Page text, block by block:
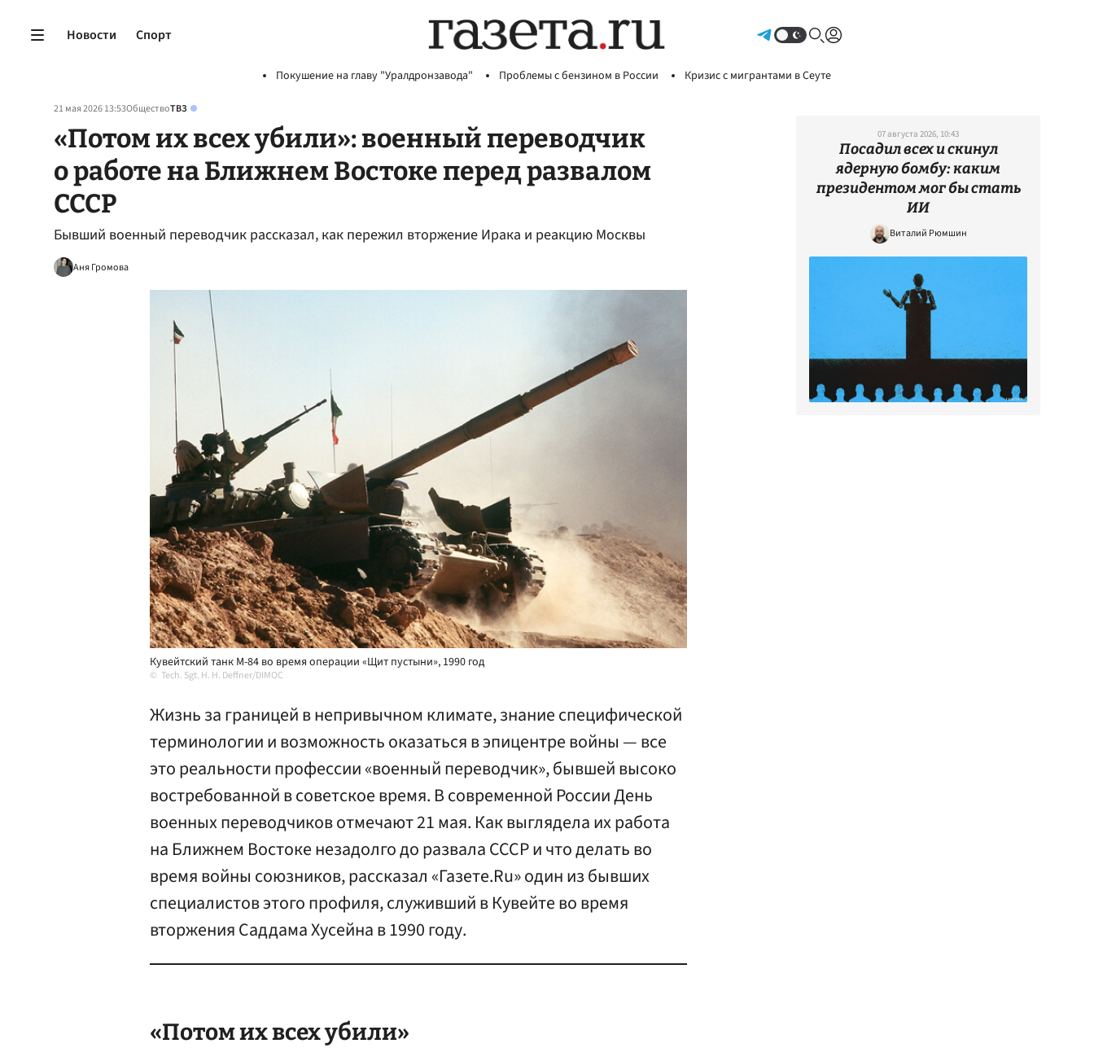
Новости Спорт
Покушение на главу "Уралдронзавода" Проблемы с бензином в России Кризис с мигрантами в Сеуте
21 мая 2026 13:53ОбществоТВЗ
«Потом их всех убили»: военный переводчик
о работе на Ближнем Востоке перед развалом
СССР
Бывший военный переводчик рассказал, как пережил вторжение Ирака и реакцию Москвы
Аня Громова
Кувейтский танк М-84 во время операции «Щит пустыни», 1990 год
Tech. Sgt. H. H. Deffner/DIMOC
Жизнь за границей в непривычном климате, знание специфической
терминологии и возможность оказаться в эпицентре войны — все
это реальности профессии «военный переводчик», бывшей высоко
востребованной в советское время. В современной России День
военных переводчиков отмечают 21 мая. Как выглядела их работа
на Ближнем Востоке незадолго до развала СССР и что делать во
время войны союзников, рассказал «Газете.Ru» один из бывших
специалистов этого профиля, служивший в Кувейте во время
вторжения Саддама Хусейна в 1990 году.
«Потом их всех убили»
07 августа 2026, 10:43
Посадил всех и скинул
ядерную бомбу: каким
президентом мог бы стать
ИИ
Виталий Рюмшин